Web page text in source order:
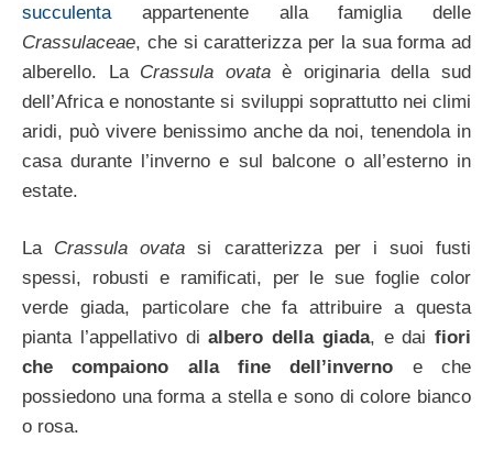
succulentaappartenente alla famiglia delle
Crassulaceae, che si caratterizza per la sua forma ad
alberello. La Crassula ovataè originaria della sud
dell’Africa e nonostante si sviluppi soprattutto nei climi
aridi, può vivere benissimo anche da noi, tenendola in
casa durante l’inverno e sul balcone o all’esterno in
estate.
La Crassula ovata si caratterizza per i suoi fusti
spessi, robusti e ramificati, per le sue foglie color
verde giada, particolare che fa attribuire a questa
pianta l’appellativo dialbero della giada, e dai fiori
che compaiono alla fine dell’inverno e che
possiedono una forma a stella e sono di colore bianco
o rosa.